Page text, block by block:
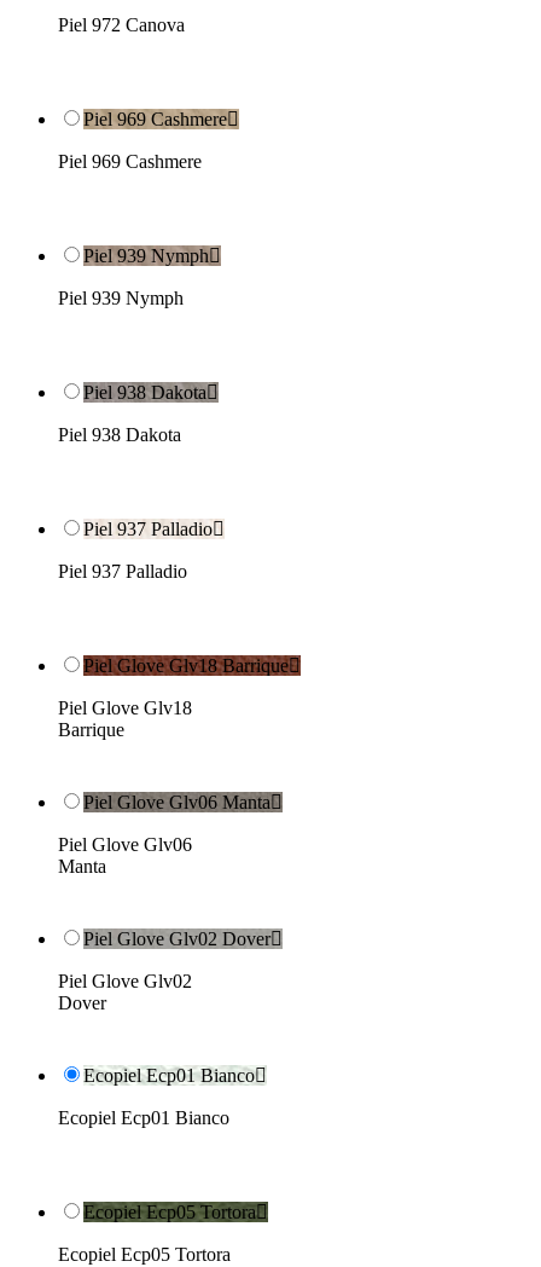
Piel 972 Canova
Piel 969 Cashmere
Piel 969 Cashmere
Piel 939 Nymph
Piel 939 Nymph
Piel 938 Dakota
Piel 938 Dakota
Piel 937 Palladio
Piel 937 Palladio
Piel Glove Glv18 Barrique
Piel Glove Glv18
Barrique
Piel Glove Glv06 Manta
Piel Glove Glv06
Manta
Piel Glove Glv02 Dover
Piel Glove Glv02
Dover
Ecopiel Ecp01 Bianco
Ecopiel Ecp01 Bianco
Ecopiel Ecp05 Tortora
Ecopiel Ecp05 Tortora